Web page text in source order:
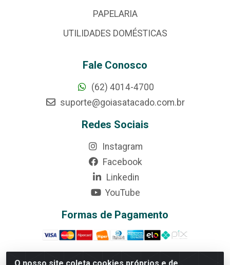
PAPELARIA
UTILIDADES DOMÉSTICAS
Fale Conosco
(62) 4014-4700
suporte@goiasatacado.com.br
Redes Sociais
Instagram
Facebook
Linkedin
YouTube
Formas de Pagamento